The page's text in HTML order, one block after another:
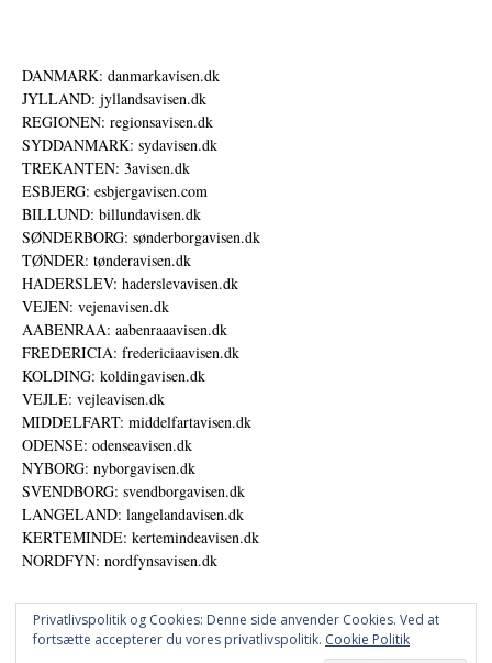
DANMARK: danmarkavisen.dk
JYLLAND: jyllandsavisen.dk
REGIONEN: regionsavisen.dk
SYDDANMARK: sydavisen.dk
TREKANTEN: 3avisen.dk
ESBJERG: esbjergavisen.com
BILLUND: billundavisen.dk
SØNDERBORG: sønderborgavisen.dk
TØNDER: tønderavisen.dk
HADERSLEV: haderslevavisen.dk
VEJEN: vejenavisen.dk
AABENRAA: aabenraaavisen.dk
FREDERICIA: fredericiaavisen.dk
KOLDING: koldingavisen.dk
VEJLE: vejleavisen.dk
MIDDELFART: middelfartavisen.dk
ODENSE: odenseavisen.dk
NYBORG: nyborgavisen.dk
SVENDBORG: svendborgavisen.dk
LANGELAND: langelandavisen.dk
KERTEMINDE: kertemindeavisen.dk
NORDFYN: nordfynsavisen.dk
Privatlivspolitik og Cookies: Denne side anvender Cookies. Ved at
fortsætte accepterer du vores privatlivspolitik. Cookie Politik